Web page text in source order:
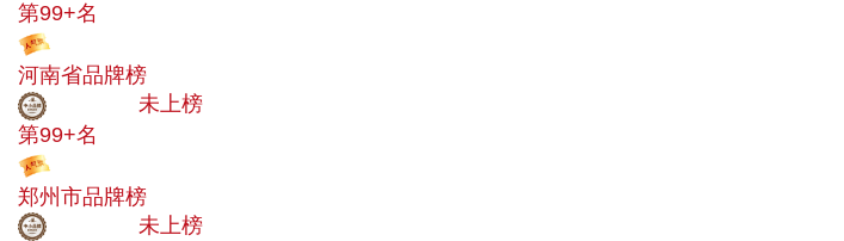
第99+名
河南省品牌榜
未上榜
第99+名
郑州市品牌榜
未上榜